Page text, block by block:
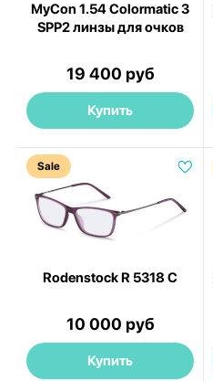
MyCon 1.54 Colormatic 3
SPP2 линзы для очков
19 400 руб
Купить
Sale
Rodenstock R 5318 C
10 000 руб
Купить